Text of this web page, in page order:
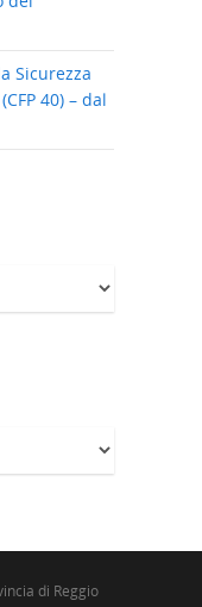
Sicurezza
40) – dal
di Reggio